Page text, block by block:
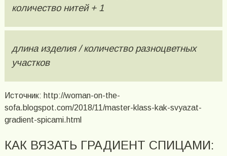
количество нитей + 1
длина изделия / количество разноцветных
участков
Источник: http://woman-on-the-
sofa.blogspot.com/2018/11/master-klass-kak-svyazat-
gradient-spicami.html
КАК ВЯЗАТЬ ГРАДИЕНТ СПИЦАМИ: